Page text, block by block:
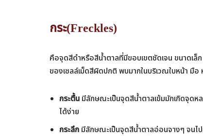
กระ(Freckles)
คือจุดสีดำหรือสีน้ำตาลที่มีขอบเขตชัดเจน ขนาดเล็
ของเซลล์เม็ดสีผิดปกติ พบมากในบริเวณใบหน้า มื
กระตื้น มีลักษณะเป็นจุดสีน้ำตาลเข้มมักเกิดจุดห
ได้ง่าย
กระลึก มีลักษณะเป็นจุดสีน้ำตาลอ่อนจางๆ จนไป